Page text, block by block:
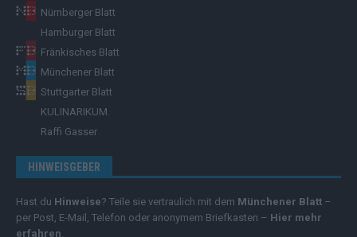
Nürnberger Blatt
Hamburger Blatt
Fränkisches Blatt
Münchener Blatt
Stuttgarter Blatt
KULINARIKUM.
Raffi Gasser
HINWEISGEBER
Hast du Hinweise? Teile sie vertraulich mit dem Münchener Blatt –
per Post, E-Mail, Telefon oder anonymem Briefkasten – Hier mehr
erfahren.